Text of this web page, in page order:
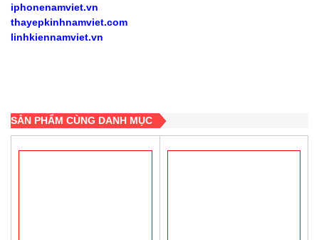
iphonenamviet.vn
thayepkinhnamviet.com
linhkiennamviet.vn
SẢN PHẨM CÙNG DANH MỤC